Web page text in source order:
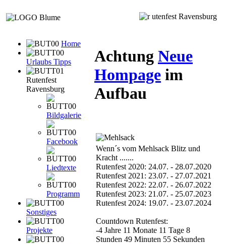
Home
Urlaubs Tipps
Rutenfest
Ravensburg
Bildgalerie
Facebook
Liedtexte
Programm
Sonstiges
Projekte
utenfest Ravensburg
Achtung Neue
Hompage im
Aufbau
Wenn´s vom Mehlsack Blitz und
Kracht .......
Rutenfest 2020: 24.07. - 28.07.2020
Rutenfest 2021: 23.07. - 27.07.2021
Rutenfest 2022: 22.07. - 26.07.2022
Rutenfest 2023: 21.07. - 25.07.2023
Rutenfest 2024: 19.07. - 23.07.2024
Countdown Rutenfest:
-4 Jahre 11 Monate 11 Tage 8
Stunden 49 Minuten 55 Sekunden